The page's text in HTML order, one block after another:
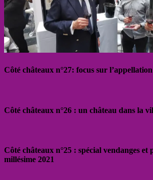
Côté châteaux n°27: focus sur
Côté châteaux n°26 : un château dans la
Côté châteaux n°25 : spécial vendanges et
millésime 2021